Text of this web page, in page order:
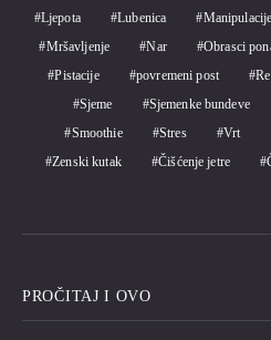
Ljepota
Lubenica Manipulacije
Mršavljenje
Nar Obrasci
Pistacije
povremeni post
Sjeme
Sjemenke bundeve
Smoothie
Stres Vrt
Zenski kutak
Čišćenje jetre
PROČITAJ I OVO